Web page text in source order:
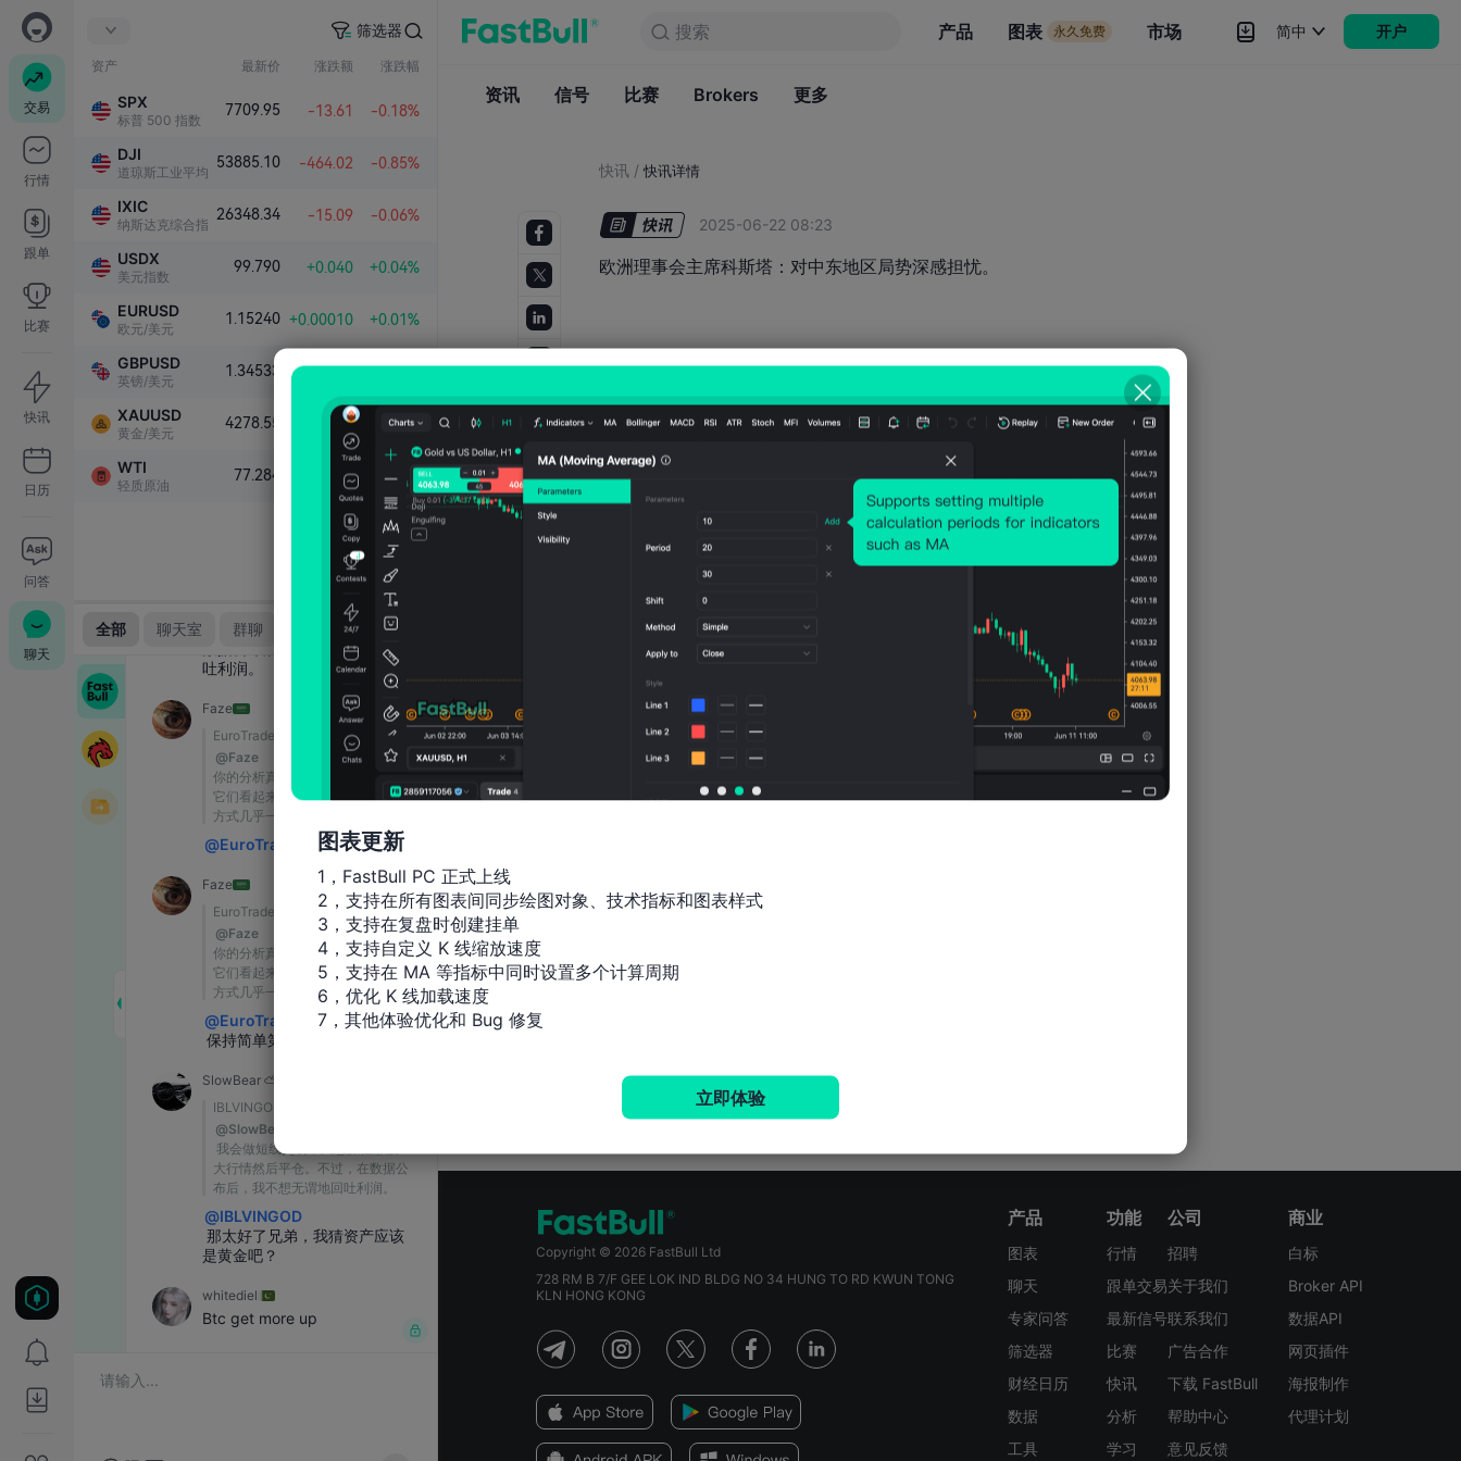
交易
行情
跟单
比赛
快讯
日历
问答
聊天
筛选器
资产 最新价 涨跌额 涨跌幅
SPX
标普 500 指数
7709.95 -13.61 -0.18%
DJI
道琼斯工业平均指数
53885.10 -464.02 -0.85%
IXIC
纳斯达克综合指数
26348.34 -15.09 -0.06%
USDX
美元指数
99.790 +0.040 +0.04%
EURUSD
欧元/美元
1.15240 +0.00010 +0.01%
GBPUSD
英镑/美元
1.34533 +0.00006
XAUUSD
黄金/美元
4278.55 +38.53 +0.91%
WTI
轻质原油
77.284 -0.055 -0.07%
搜索 产品 图表 永久免费 市场
资讯 信号
简中 开户
搜索
资讯 信号 比赛 Brokers 更多
快讯 / 快讯详情
2025-06-22 08:23
欧洲理事会主席科斯塔：对中东地区局势深感担忧。
Copyright © 2026 FastBull Ltd
728 RM B 7/F GEE LOK IND BLDG NO 34 HUNG TO RD KWUN TONG
KLN HONG KONG
产品
图表
聊天
专家问答
筛选器
财经日历
数据
工具
功能
行情
跟单交易
最新信号
比赛
快讯
分析
学习
公司
招聘
关于我们
联系我们
广告合作
下载 FastBull
帮助中心
意见反馈
商业
白标
Broker API
数据API
网页插件
海报制作
代理计划
图表更新
1，FastBull PC 正式上线
2，支持在所有图表间同步绘图对象、技术指标和图表样式
3，支持在复盘时创建挂单
4，支持自定义 K 线缩放速度
5，支持在 MA 等指标中同时设置多个计算周期
6，优化 K 线加载速度
7，其他体验优化和 Bug 修复
立即体验